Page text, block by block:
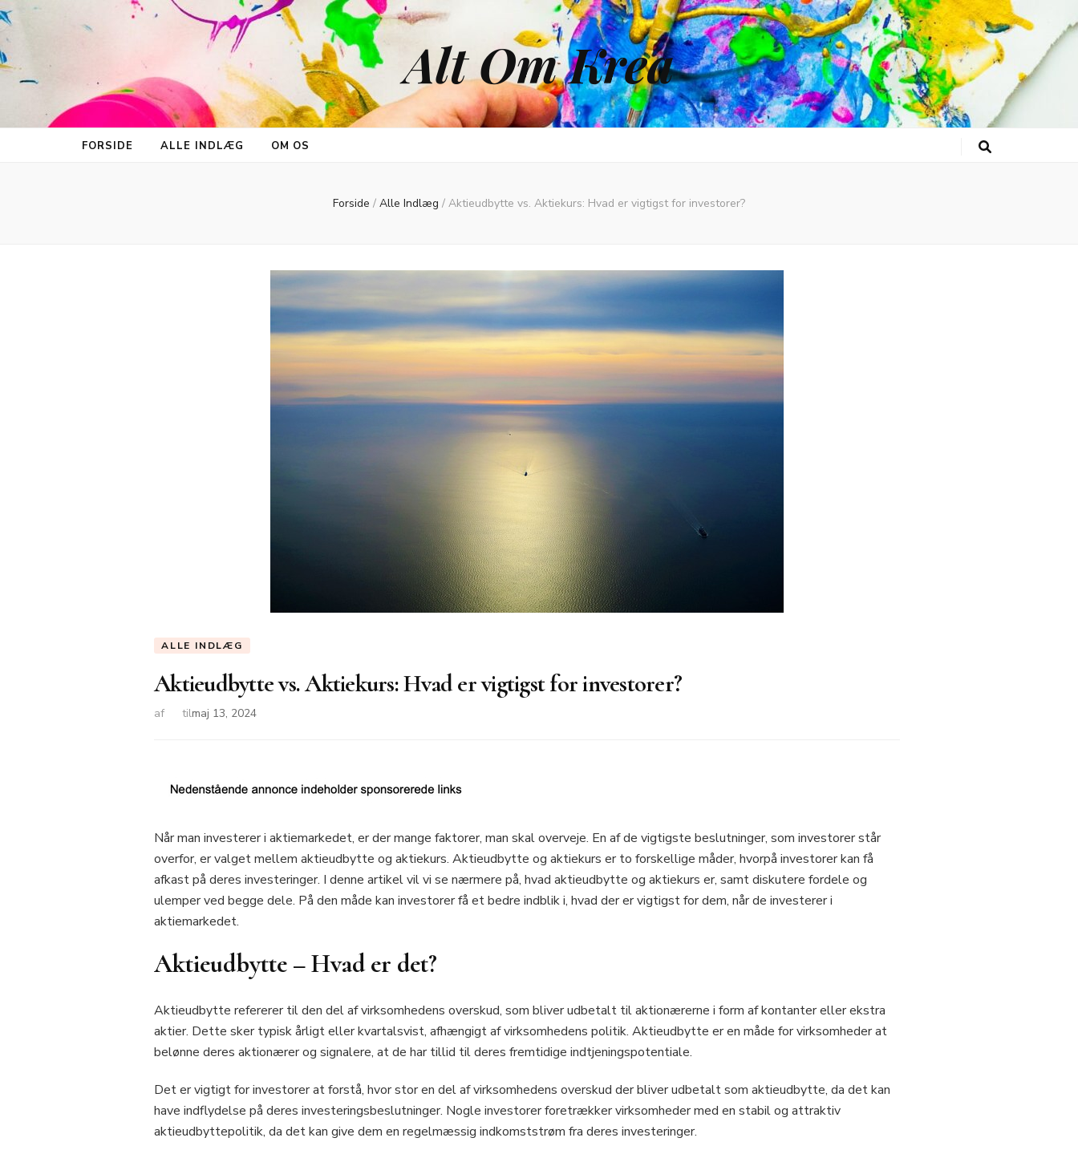
Alt Om Krea
FORSIDE ALLE INDLÆG OM OS
Forside / Alle Indlæg / Aktieudbytte vs. Aktiekurs: Hvad er vigtigst for investorer?
ALLE INDLÆG
Aktieudbytte vs. Aktiekurs: Hvad er vigtigst for investorer?
af tilmaj 13, 2024
Når man investerer i aktiemarkedet, er der mange faktorer, man skal overveje. En af de vigtigste beslutninger, som investorer står
overfor, er valget mellem aktieudbytte og aktiekurs. Aktieudbytte og aktiekurs er to forskellige måder, hvorpå investorer kan få
afkast på deres investeringer. I denne artikel vil vi se nærmere på, hvad aktieudbytte og aktiekurs er, samt diskutere fordele og
ulemper ved begge dele. På den måde kan investorer få et bedre indblik i, hvad der er vigtigst for dem, når de investerer i
aktiemarkedet.
Aktieudbytte – Hvad er det?
Aktieudbytte refererer til den del af virksomhedens overskud, som bliver udbetalt til aktionærerne i form af kontanter eller ekstra
aktier. Dette sker typisk årligt eller kvartalsvist, afhængigt af virksomhedens politik. Aktieudbytte er en måde for virksomheder at
belønne deres aktionærer og signalere, at de har tillid til deres fremtidige indtjeningspotentiale.
Det er vigtigt for investorer at forstå, hvor stor en del af virksomhedens overskud der bliver udbetalt som aktieudbytte, da det kan
have indflydelse på deres investeringsbeslutninger. Nogle investorer foretrækker virksomheder med en stabil og attraktiv
aktieudbyttepolitik, da det kan give dem en regelmæssig indkomststrøm fra deres investeringer.